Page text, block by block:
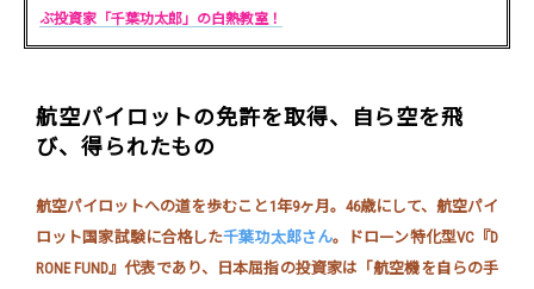
ぶ投資家「千葉功太郎」の白熱教室！
航空パイロットの免許を取得、自ら空を飛
び、得られたもの
航空パイロットへの道を歩むこと1年9ヶ月。46歳にして、航空パイ
ロット国家試験に合格した千葉功太郎さん。ドローン特化型VC『D
RONE FUND』代表であり、日本屈指の投資家は「航空機を自らの手